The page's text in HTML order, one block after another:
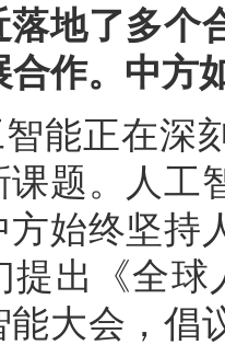
落地了多个
作。中方
能正在深
题。人工
始终坚持
提出《全
大会，倡